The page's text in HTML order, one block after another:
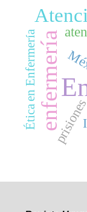
enfermería
Ética en Enfermería